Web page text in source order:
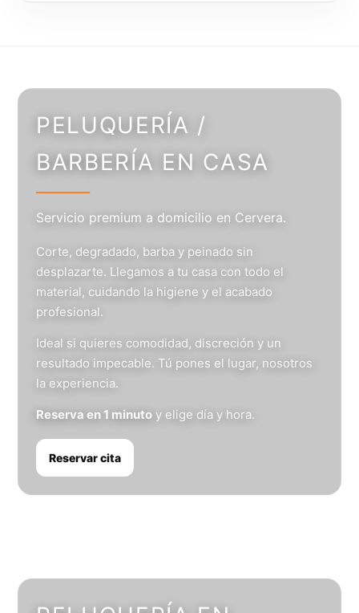
PELUQUERÍA /
BARBERÍA EN CASA
Servicio premium a domicilio en Cervera.
Corte, degradado, barba y peinado sin
desplazarte. Llegamos a tu casa con todo el
material, cuidando la higiene y el acabado
profesional.
Ideal si quieres comodidad, discreción y un
resultado impecable. Tú pones el lugar, nosotros
la experiencia.
Reserva en 1 minuto y elige día y hora.
Reservar cita